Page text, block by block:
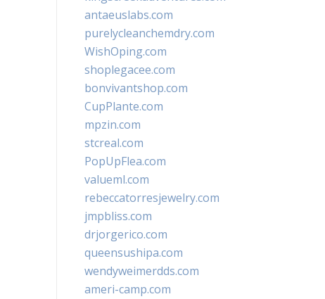
antaeuslabs.com
purelycleanchemdry.com
WishOping.com
shoplegacee.com
bonvivantshop.com
CupPlante.com
mpzin.com
stcreal.com
PopUpFlea.com
valueml.com
rebeccatorresjewelry.com
jmpbliss.com
drjorgerico.com
queensushipa.com
wendyweimerdds.com
ameri-camp.com